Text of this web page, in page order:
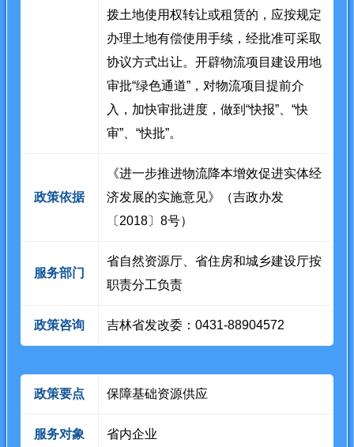
拨土地使用权转让或租赁的，应按规定
办理土地有偿使用手续，经批准可采取
协议方式出让。开辟物流项目建设用地
审批“绿色通道”，对物流项目提前介
入，加快审批进度，做到“快报”、“快
审”、“快批”。
政策依据
《进一步推进物流降本增效促进实体经
济发展的实施意见》（吉政办发
〔2018〕8号）
服务部门
省自然资源厅、省住房和城乡建设厅按
职责分工负责
政策咨询 吉林省发改委：0431-88904572
政策要点 保障基础资源供应
服务对象 省内企业